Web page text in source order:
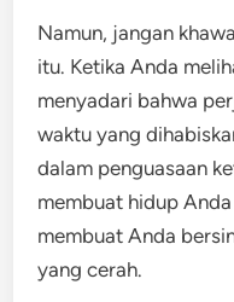
Namun, jangan
itu. Ketika Anda
menyadari bahwa
waktu yang
dalam penguasaan
membuat hidup
membuat Anda
yang cerah.